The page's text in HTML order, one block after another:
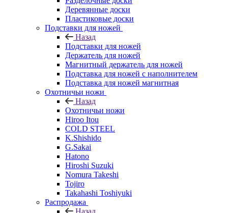
Деревянные доски
Пластиковые доски
Подставки для ножей
Назад
Подставки для ножей
Держатель для ножей
Магнитный держатель для ножей
Подставка для ножей с наполнителем
Подставка для ножей магнитная
Охотничьи ножи
Назад
Охотничьи ножи
Hiroo Itou
COLD STEEL
K.Shishido
G.Sakai
Hatono
Hiroshi Suzuki
Nomura Takeshi
Tojiro
Takahashi Toshiyuki
Распродажа
Назад